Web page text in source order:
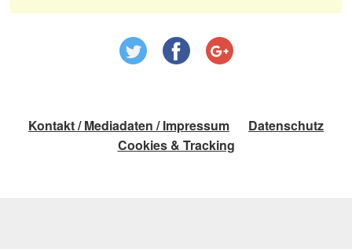
Kontakt / Mediadaten / Impressum
Datenschutz
Cookies & Tracking